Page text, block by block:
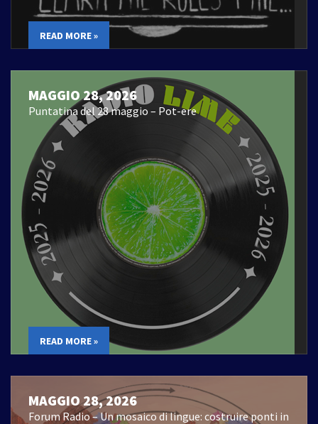
READ MORE »
MAGGIO 28, 2026
Puntatina del 28 maggio – Pot-ere
READ MORE »
MAGGIO 28, 2026
Forum Radio – Un mosaico di lingue: costruire ponti in